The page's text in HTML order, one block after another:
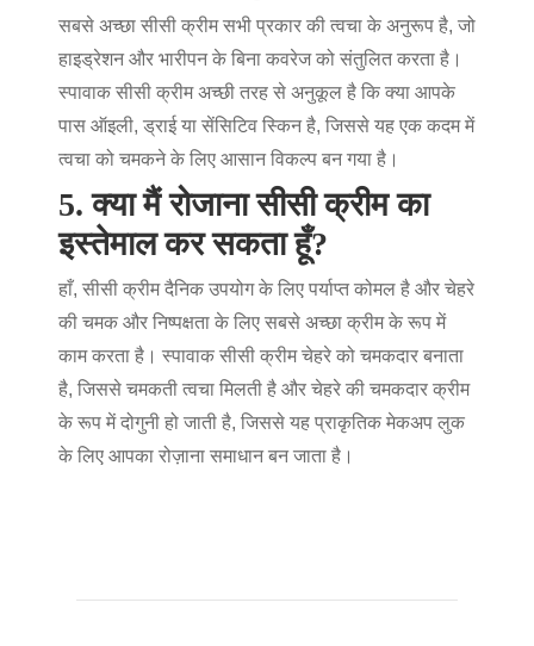
सबसे अच्छा सीसी क्रीम सभी प्रकार की त्वचा के अनुरूप है, जो
हाइड्रेशन और भारीपन के बिना कवरेज को संतुलित करता है।
स्पावाक सीसी क्रीम अच्छी तरह से अनुकूल है कि क्या आपके
पास ऑइली, ड्राई या सेंसिटिव स्किन है, जिससे यह एक कदम में
त्वचा को चमकने के लिए आसान विकल्प बन गया है।
5. क्या मैं रोजाना सीसी क्रीम का
इस्तेमाल कर सकता हूँ?
हाँ, सीसी क्रीम दैनिक उपयोग के लिए पर्याप्त कोमल है और चेहरे
की चमक और निष्पक्षता के लिए सबसे अच्छा क्रीम के रूप में
काम करता है। स्पावाक सीसी क्रीम चेहरे को चमकदार बनाता
है, जिससे चमकती त्वचा मिलती है और चेहरे की चमकदार क्रीम
के रूप में दोगुनी हो जाती है, जिससे यह प्राकृतिक मेकअप लुक
के लिए आपका रोज़ाना समाधान बन जाता है।